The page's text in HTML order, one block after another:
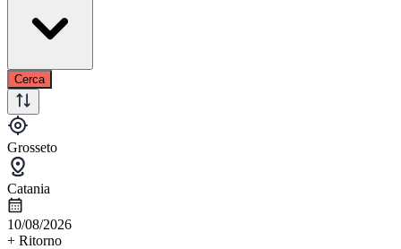
Cerca
Grosseto
Catania
10/08/2026
+ Ritorno